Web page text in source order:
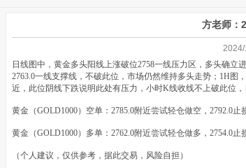
方老师：
日线图中，黄金多头阳线上涨破位2758一线压力区，多头确
2763.0一线支撑线，不破此位，市场仍然维持多头走势；1H图
近，此位阴线下跌说明此处有压力，小时K线收线不上破此位
黄金（GOLD1000）空单：2785.0附近尝试轻仓做空，2792.0止
黄金（GOLD1000）多单：2762.0附近尝试轻仓做多，2754.0止
（个人建议，仅供参考，据此交易，风险自担）